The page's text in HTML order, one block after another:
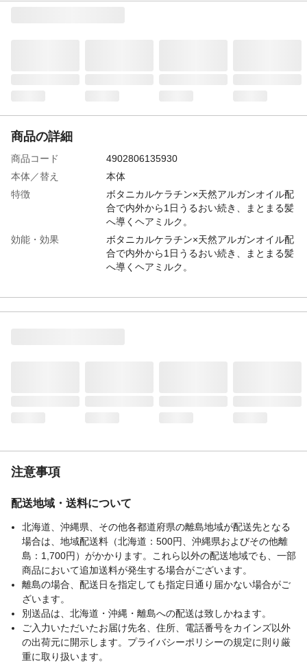
商品の詳細
商品コード
4902806135930
本体／替え
本体
特徴
ボタニカルケラチン×天然アルガンオイル配
合で内外から1日うるおい続き、まとまる髪
へ導くヘアミルク。
効能・効果
ボタニカルケラチン×天然アルガンオイル配
合で内外から1日うるおい続き、まとまる髪
へ導くヘアミルク。
になじませドライヤーで乾かしてください
ところには置かないでください。
生産国
日本
注意事項
配送地域・送料について
北海道、沖縄県、その他各都道府県の離島地域が配送先となる
場合は、地域配送料（北海道：500円、沖縄県およびその他離
島：1,700円）がかかります。これら以外の配送地域でも、一部
商品において追加送料が発生する場合がございます。
離島の場合、配送日を指定しても指定日通り届かない場合がご
ざいます。
別送品は、北海道・沖縄・離島への配送は致しかねます。
ご入力いただいたお届け先名、住所、電話番号をカインズ以外
の出荷元に開示します。プライバシーポリシーの規定に則り厳
重に取り扱います。